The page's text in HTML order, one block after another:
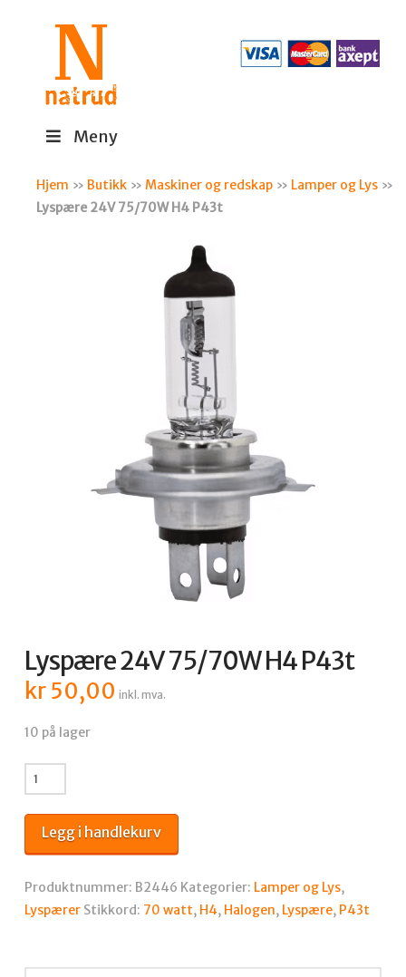
Meny
Hjem » Butikk »Maskiner og redskap » Lamper og Lys »
Lyspære 24V 75/70W H4 P43t
Lyspære 24V 75/70W H4 P43t
kr50,00 inkl. mva.
10 på lager
Lyspære
24V
75/70W
antall
Legg i handlekurv
Produktnummer: B2446 Kategorier: Lamper og Lys,
Lyspærer Stikkord: 70 watt, H4, Halogen, Lyspære, P43t